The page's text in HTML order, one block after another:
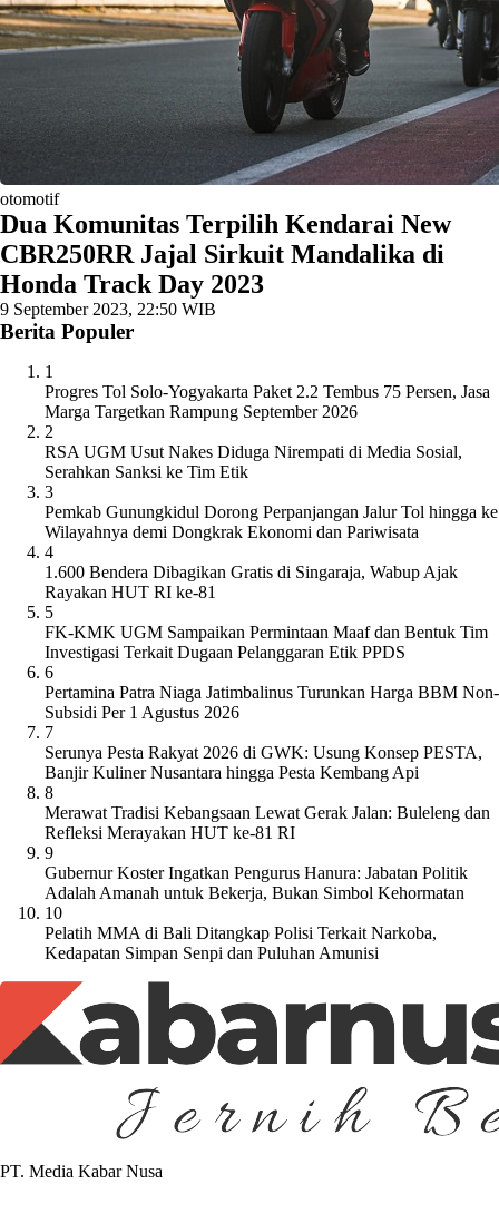
otomotif
Dua Komunitas Terpilih Kendarai New
CBR250RR Jajal Sirkuit Mandalika di
Honda Track Day 2023
9 September 2023, 22:50 WIB
Berita Populer
1
Progres Tol Solo-Yogyakarta Paket 2.2 Tembus 75 Persen, Jasa
Marga Targetkan Rampung September 2026
2
RSA UGM Usut Nakes Diduga Nirempati di Media Sosial,
Serahkan Sanksi ke Tim Etik
3
Pemkab Gunungkidul Dorong Perpanjangan Jalur Tol hingga ke
Wilayahnya demi Dongkrak Ekonomi dan Pariwisata
4
1.600 Bendera Dibagikan Gratis di Singaraja, Wabup Ajak
Rayakan HUT RI ke-81
5
FK-KMK UGM Sampaikan Permintaan Maaf dan Bentuk Tim
Investigasi Terkait Dugaan Pelanggaran Etik PPDS
6
Pertamina Patra Niaga Jatimbalinus Turunkan Harga BBM Non-
Subsidi Per 1 Agustus 2026
7
Serunya Pesta Rakyat 2026 di GWK: Usung Konsep PESTA,
Banjir Kuliner Nusantara hingga Pesta Kembang Api
8
Merawat Tradisi Kebangsaan Lewat Gerak Jalan: Buleleng dan
Refleksi Merayakan HUT ke-81 RI
9
Gubernur Koster Ingatkan Pengurus Hanura: Jabatan Politik
Adalah Amanah untuk Bekerja, Bukan Simbol Kehormatan
10
Pelatih MMA di Bali Ditangkap Polisi Terkait Narkoba,
Kedapatan Simpan Senpi dan Puluhan Amunisi
PT. Media Kabar Nusa